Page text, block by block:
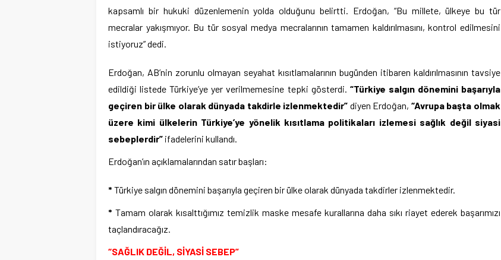
kapsamlı bir hukuki düzenlemenin yolda olduğunu belirtti. Erdoğan, “Bu millete, ülkeye bu tür
mecralar yakışmıyor. Bu tür sosyal medya mecralarının tamamen kaldırılmasını, kontrol edilmesini
istiyoruz” dedi.
Erdoğan, AB’nin zorunlu olmayan seyahat kısıtlamalarının bugünden itibaren kaldırılmasının tavsiye
edildiği listede Türkiye’ye yer verilmemesine tepki gösterdi. “Türkiye salgın dönemini başarıyla
geçiren bir ülke olarak dünyada takdirle izlenmektedir” diyen Erdoğan, “Avrupa başta olmak
üzere kimi ülkelerin Türkiye’ye yönelik kısıtlama politikaları izlemesi sağlık değil siyasi
sebeplerdir” ifadelerini kullandı.
Erdoğan’ın açıklamalarından satır başları:
* Türkiye salgın dönemini başarıyla geçiren bir ülke olarak dünyada takdirler izlenmektedir.
* Tamam olarak kısalttığımız temizlik maske mesafe kurallarına daha sıkı riayet ederek başarımızı
taçlandıracağız.
“SAĞLIK DEĞİL, SİYASİ SEBEP”